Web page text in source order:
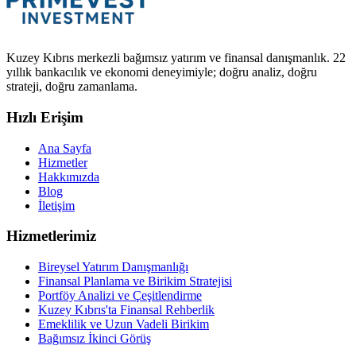
Kuzey Kıbrıs merkezli bağımsız yatırım ve finansal danışmanlık. 22
yıllık bankacılık ve ekonomi deneyimiyle; doğru analiz, doğru
strateji, doğru zamanlama.
Hızlı Erişim
Ana Sayfa
Hizmetler
Hakkımızda
Blog
İletişim
Hizmetlerimiz
Bireysel Yatırım Danışmanlığı
Finansal Planlama ve Birikim Stratejisi
Portföy Analizi ve Çeşitlendirme
Kuzey Kıbrıs'ta Finansal Rehberlik
Emeklilik ve Uzun Vadeli Birikim
Bağımsız İkinci Görüş